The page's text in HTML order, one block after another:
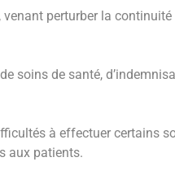
perturber la
soins de santé,
à effectuer certains
aux patients.